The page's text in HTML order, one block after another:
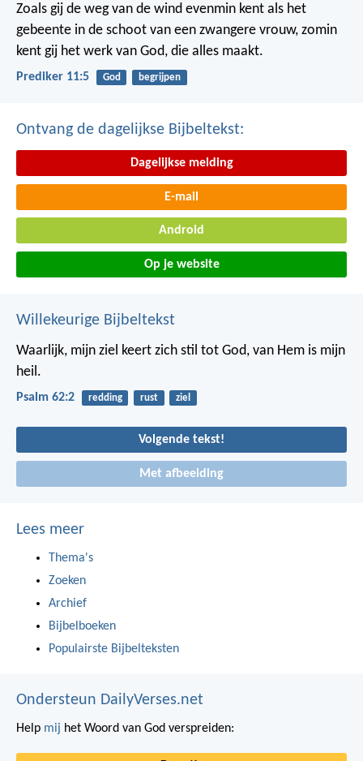
Zoals gij de weg van de wind evenmin kent als het
gebeente in de schoot van een zwangere vrouw, zomin
kent gij het werk van God, die alles maakt.
Prediker 11:5 God begrijpen
Ontvang de dagelijkse Bijbeltekst:
Dagelijkse melding
E-mail
Android
Op je website
Willekeurige Bijbeltekst
Waarlijk, mijn ziel keert zich stil tot God, van Hem is mijn
heil.
Psalm 62:2 redding rust ziel
Volgende tekst!
Met afbeelding
Lees meer
Thema's
Zoeken
Archief
Bijbelboeken
Populairste Bijbelteksten
Ondersteun DailyVerses.net
Help mij het Woord van God verspreiden: